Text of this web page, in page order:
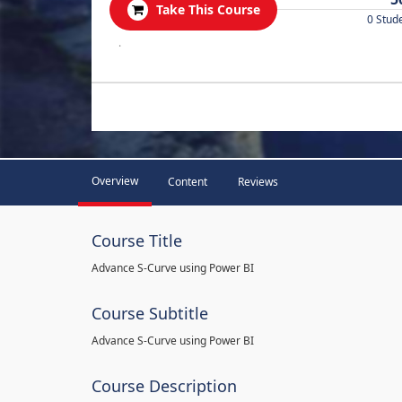
Take This Course
0
.
Overview Content Reviews
Course Title
Advance S-Curve using Power BI
Course Subtitle
Advance S-Curve using Power BI
Course Description